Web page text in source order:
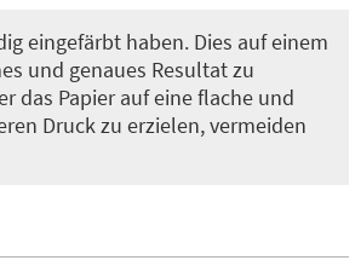
eingefärbt haben. Dies auf einem
und genaues Resultat zu
das Papier auf eine flache und
Druck zu erzielen, vermeiden